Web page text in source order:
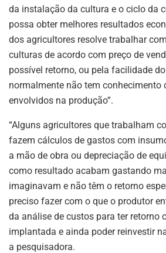
da instalação da cultura e o ciclo da
possa obter melhores resultados
dos agricultores resolve trabalhar
culturas de acordo com preço de
possível retorno, ou pela facilidade
normalmente não tem conhecimento
envolvidos na produção”.
“Alguns agricultores que trabalham
fazem cálculos de gastos com
a mão de obra ou depreciação de
como resultado acabam gastando
imaginavam e não têm o retorno
preciso fazer com o que o produtor
da análise de custos para ter retorno
implantada e ainda poder reinvestir
a pesquisadora.